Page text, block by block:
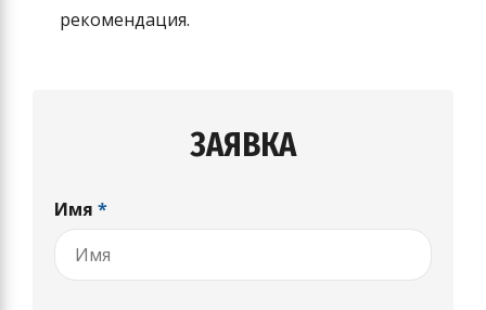
рекомендация.
ЗАЯВКА
Имя *